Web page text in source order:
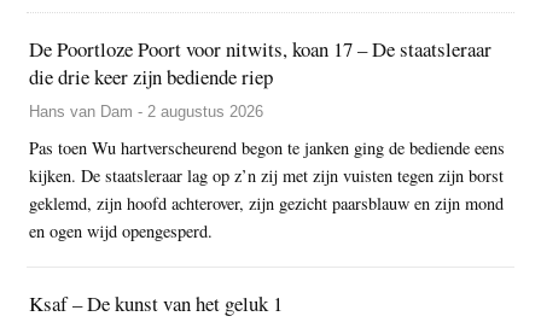
De Poortloze Poort voor nitwits, koan 17 – De staatsleraar
die drie keer zijn bediende riep
Hans van Dam - 2 augustus 2026
Pas toen Wu hartverscheurend begon te janken ging de bediende eens
kijken. De staatsleraar lag op z’n zij met zijn vuisten tegen zijn borst
geklemd, zijn hoofd achterover, zijn gezicht paarsblauw en zijn mond
en ogen wijd opengesperd.
Ksaf – De kunst van het geluk 1